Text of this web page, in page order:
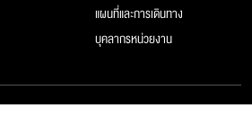
แผนที่และการเดินทาง
บุคลากรหน่วยงาน